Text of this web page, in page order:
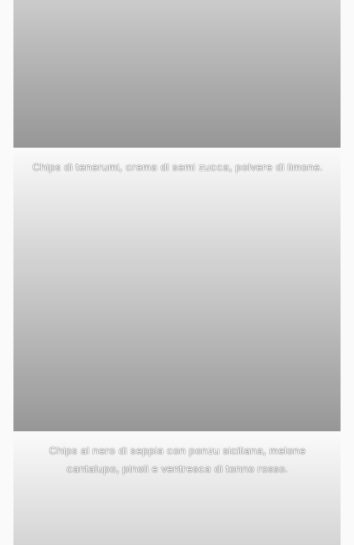
Chips di tenerumi, crema di semi zucca, polvere di limone.
Chips al nero di seppia con ponzu siciliana, melone
cantalupo, pinoli e ventresca di tonno rosso.